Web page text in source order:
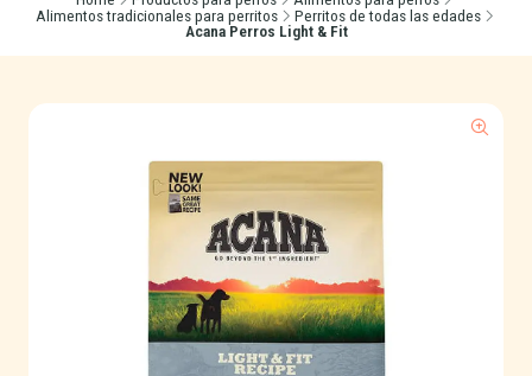
Alimentos tradicionales para perritos
Perritos de todas las edades
Acana Perros Light & Fit